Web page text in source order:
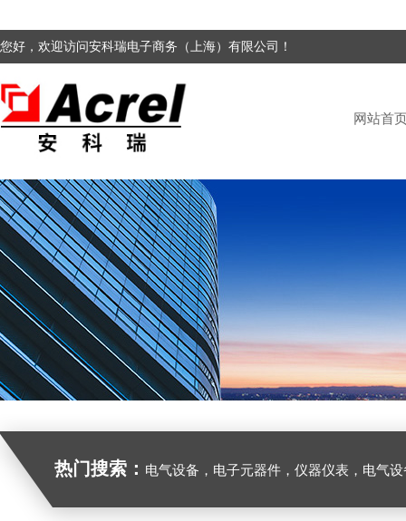
您好，欢迎访问安科瑞电子商务（上海）有限公司！
网站首
热门搜索： 电气设备，电子元器件，仪器仪表，电气